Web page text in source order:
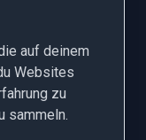
auf deinem
Websites
zu
sammeln.